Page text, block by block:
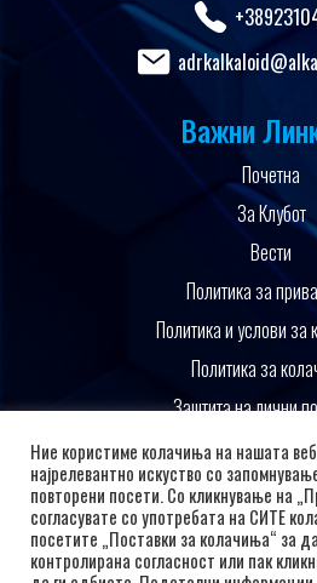
Важни
Почетна
За Клубот
Вести
Политика за
Политика и услови за
Политика за
Заштита на лични
Ние користиме колачиња на нашата
најрелевантно искуство со
повторени посети. Со кликнување на
согласувате со употребата на СИТЕ
посетите „Поставки за колачиња“ за
контролирана согласност или пак